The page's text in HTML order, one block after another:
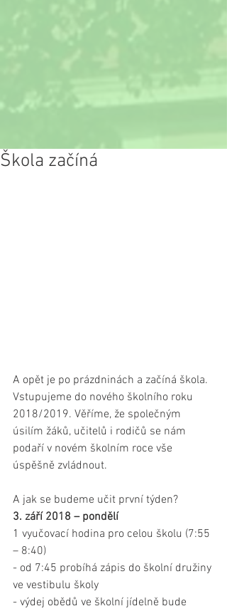
Škola začíná
A opět je po prázdninách a začíná škola.
Vstupujeme do nového školního roku
2018/2019. Věříme, že společným
úsilím žáků, učitelů i rodičů se nám
podaří v novém školním roce vše
úspěšně zvládnout.
A jak se budeme učit první týden?
3. září 2018 – pondělí
1 vyučovací hodina pro celou školu (7:55
– 8:40)
- od 7:45 probíhá zápis do školní družiny
ve vestibulu školy
- výdej obědů ve školní jídelně bude